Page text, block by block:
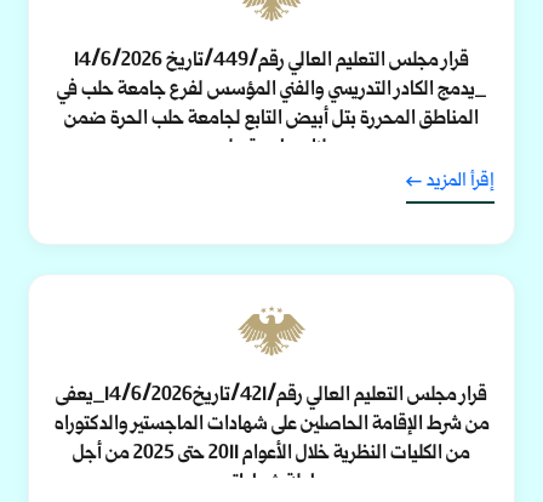
قرار مجلس التعليم العالي رقم/449/تاريخ 14/6/2026
_يدمج الكادر التدريسي والفني المؤسس لفرع جامعة حلب في
المناطق المحررة بتل أبيض التابع لجامعة حلب الحرة ضمن
ملاك جامعة حلب.
إقرأ المزيد
قرار مجلس التعليم العالي رقم/421/تاريخ14/6/2026_يعفى
من شرط الإقامة الحاصلين على شهادات الماجستير والدكتوراه
من الكليات النظرية خلال الأعوام 2011 حتى 2025 من أجل
معادلة شهاداتهم.